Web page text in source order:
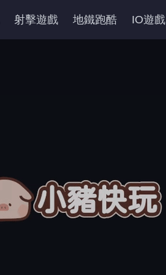
射擊遊戲 地鐵跑酷 IO遊戲